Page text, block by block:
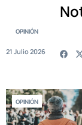
OPINIÓN
21 Julio 2026
OPINIÓN